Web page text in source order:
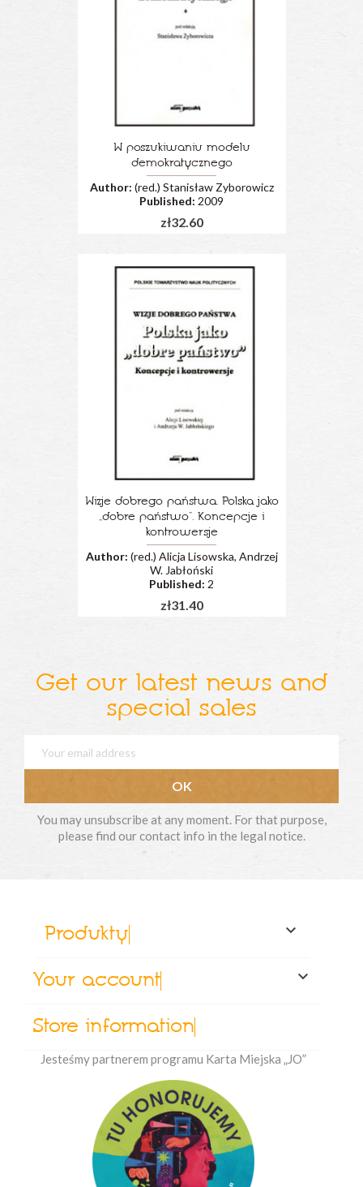
W poszukiwaniu modelu
demokratycznego
Author: (red.) Stanisław Zyborowicz
Published: 2009
zł32.60
Wizje dobrego państwa. Polska jako
„dobre państwo”. Koncepcje i
kontrowersje
Author: (red.) Alicja Lisowska, Andrzej
W. Jabłoński
Published: 2
zł31.40
Get our latest news and
special sales
You may unsubscribe at any moment. For that purpose,
please find our contact info in the legal notice.
Produkty 
Your account 
Store information
Jesteśmy partnerem programu Karta Miejska „JO”